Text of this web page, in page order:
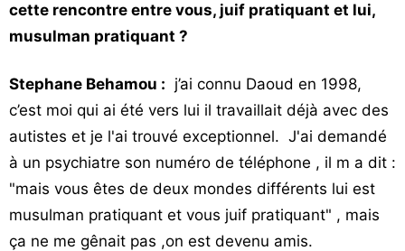
cette rencontre entre vous, juif pratiquant et lui,
musulman pratiquant ?
Stephane Behamou : j’ai connu Daoud en 1998,
c’est moi qui ai été vers lui il travaillait déjà avec des
autistes et je l'ai trouvé exceptionnel. J'ai demandé
à un psychiatre son numéro de téléphone , il m a dit :
"mais vous êtes de deux mondes différents lui est
musulman pratiquant et vous juif pratiquant" , mais
ça ne me gênait pas ,on est devenu amis.